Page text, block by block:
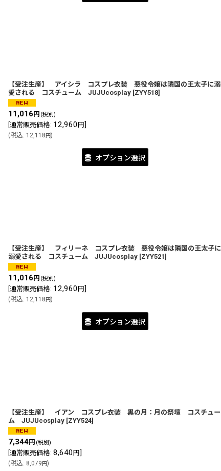
【受注生産】 アイシラ コスプレ衣装 悪役令嬢は隣国の王太子に溺
愛される コスチューム JUJUcosplay [ZYY518]
11,016 円 (税別)
通常販売価格: 12,960 円]
(税込: 12,118 円)
オプション選択
【受注生産】 フィリーネ コスプレ衣装 悪役令嬢は隣国の王太子に
溺愛される コスチューム JUJUcosplay [ZYY521]
11,016 円 (税別)
通常販売価格: 12,960 円]
(税込: 12,118 円)
オプション選択
【受注生産】 イアン コスプレ衣装 黒の月：月の祭壇 コスチュー
ム JUJUcosplay [ZYY524]
7,344円 (税別)
通常販売価格: 8,640 円]
(税込: 8,079 円)